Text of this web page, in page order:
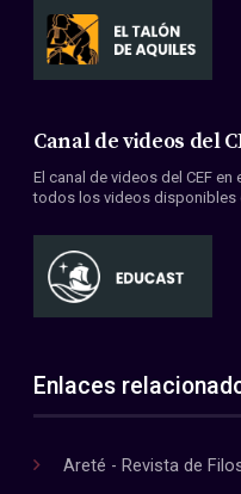
Canal de videos del
El canal de videos del CEF
todos los videos disponibles
Enlaces
Areté - Revista de